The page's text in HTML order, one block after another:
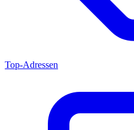
Top-Adressen